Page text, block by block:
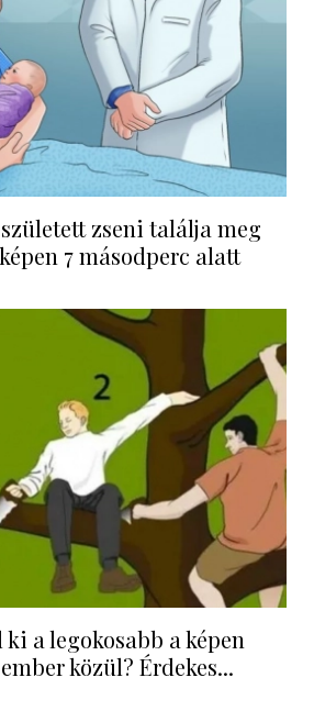
zseni találja meg
7 másodperc alatt
a legokosabb a képen
közül? Érdekes...